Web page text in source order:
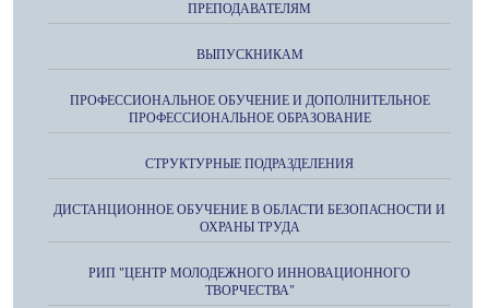
ПРЕПОДАВАТЕЛЯМ
ВЫПУСКНИКАМ
ПРОФЕССИОНАЛЬНОЕ ОБУЧЕНИЕ И ДОПОЛНИТЕЛЬНОЕ
ПРОФЕССИОНАЛЬНОЕ ОБРАЗОВАНИЕ
СТРУКТУРНЫЕ ПОДРАЗДЕЛЕНИЯ
ДИСТАНЦИОННОЕ ОБУЧЕНИЕ В ОБЛАСТИ БЕЗОПАСНОСТИ И
ОХРАНЫ ТРУДА
РИП "ЦЕНТР МОЛОДЕЖНОГО ИННОВАЦИОННОГО
ТВОРЧЕСТВА"